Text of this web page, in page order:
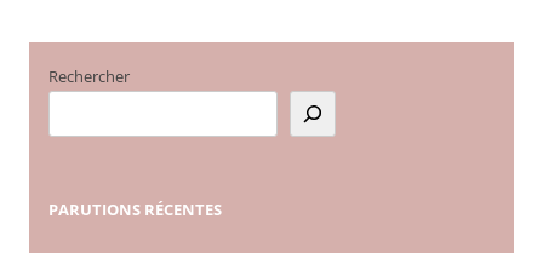
Rechercher
PARUTIONS RÉCENTES